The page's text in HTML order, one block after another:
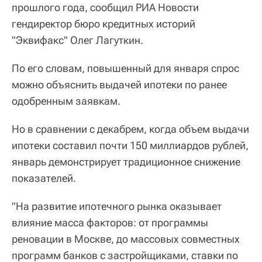
прошлого года, сообщил РИА Новости
гендиректор бюро кредитных историй
"Эквифакс" Олег Лагуткин.
По его словам, повышенный для января спрос
можно объяснить выдачей ипотеки по ранее
одобренным заявкам.
Но в сравнении с декабрем, когда объем выдачи
ипотеки составил почти 150 миллиардов рублей,
январь демонстрирует традиционное снижение
показателей.
"На развитие ипотечного рынка оказывает
влияние масса факторов: от программы
реновации в Москве, до массовых совместных
программ банков с застройщиками, ставки по